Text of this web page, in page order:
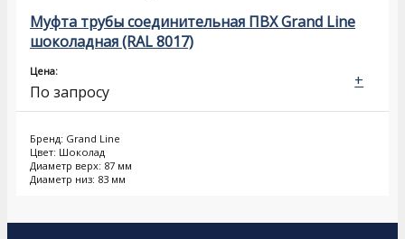
Муфта трубы соединительная ПВХ Grand Line
шоколадная (RAL 8017)
Цена:
По запросу
Бренд: Grand Line
Цвет: Шоколад
Диаметр верх: 87 мм
Диаметр низ: 83 мм
+